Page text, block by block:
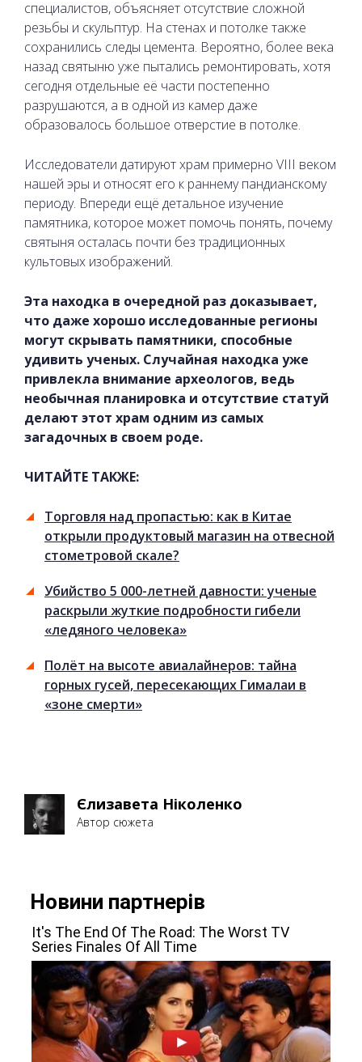
специалистов, объясняет отсутствие сложной
резьбы и скульптур. На стенах и потолке также
сохранились следы цемента. Вероятно, более века
назад святыню уже пытались ремонтировать, хотя
сегодня отдельные её части постепенно
разрушаются, а в одной из камер даже
образовалось большое отверстие в потолке.
Исследователи датируют храм примерно VIII веком
нашей эры и относят его к раннему пандианскому
периоду. Впереди ещё детальное изучение
памятника, которое может помочь понять, почему
святыня осталась почти без традиционных
культовых изображений.
Эта находка в очередной раз доказывает,
что даже хорошо исследованные регионы
могут скрывать памятники, способные
удивить ученых. Случайная находка уже
привлекла внимание археологов, ведь
необычная планировка и отсутствие статуй
делают этот храм одним из самых
загадочных в своем роде.
ЧИТАЙТЕ ТАКЖЕ:
Торговля над пропастью: как в Китае
открыли продуктовый магазин на отвесной
стометровой скале?
Убийство 5 000-летней давности: ученые
раскрыли жуткие подробности гибели
«ледяного человека»
Полёт на высоте авиалайнеров: тайна
горных гусей, пересекающих Гималаи в
«зоне смерти»
Єлизавета Ніколенко
Автор сюжета